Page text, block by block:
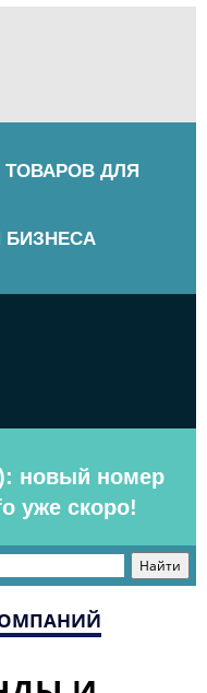
ТОВАРОВ ДЛЯ
БИЗНЕСА
новый номер
уже скоро!